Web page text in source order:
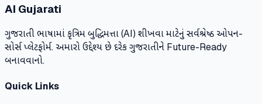
AI Gujarati
ગુજરાતી ભાષામાં કૃત્રિમ બુદ્ધિમત્તા (AI) શીખવા માટેનું સર્વશ્રેષ્ઠ ઓપન-
સોર્સ પ્લેટફોર્મ. અમારો ઉદ્દેશ્ય છે દરેક ગુજરાતીને Future-Ready
બનાવવાનો.
Quick Links